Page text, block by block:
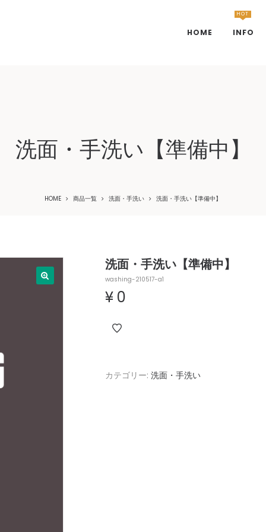
HOME INFO
HOT
洗面・手洗い【準備中】
HOME 商品一覧 洗面・手洗い 洗面・手洗い【準備中】
洗面・手洗い【準備中】
washing-210517-a1
¥0
カテゴリー: 洗面・手洗い